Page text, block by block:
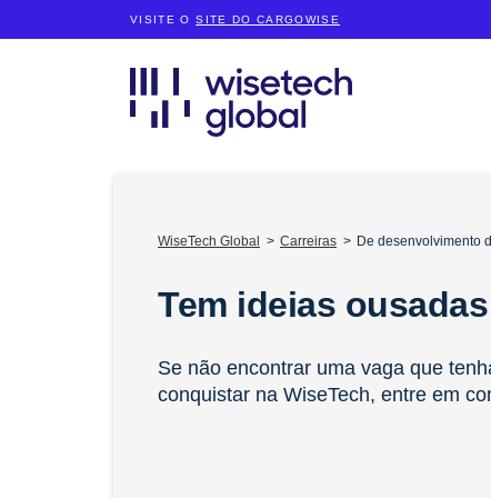
VISITE OSITE DO CARGOWISE
WiseTech Global Carreiras De desenvolvimento
Tem ideias
Se não encontrar uma vaga que
conquistar na WiseTech, entre em